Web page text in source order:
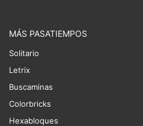
MÁS PASATIEMPOS
Solitario
Letrix
Buscaminas
Colorbricks
Hexabloques